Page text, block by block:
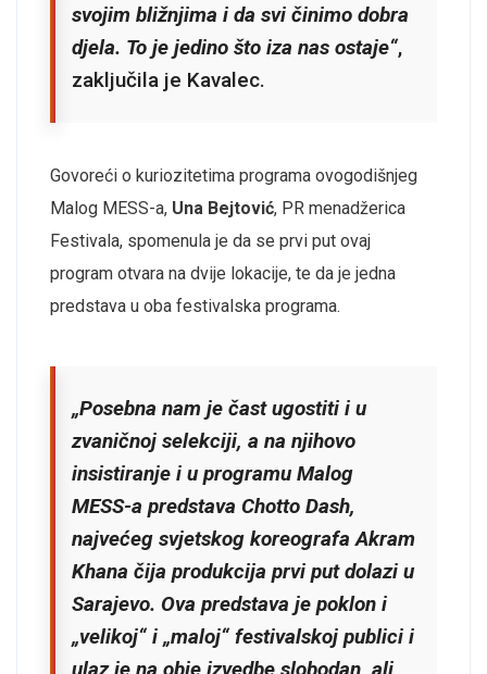
svojim bližnjima i da svi činimo dobra
djela. To je jedino što iza nas ostaje“,
zaključila je Kavalec.
Govoreći o kuriozitetima programa ovogodišnjeg
Malog MESS-a, Una Bejtović, PR menadžerica
Festivala, spomenula je da se prvi put ovaj
program otvara na dvije lokacije, te da je jedna
predstava u oba festivalska programa.
„Posebna nam je čast ugostiti i u
zvaničnoj selekciji, a na njihovo
insistiranje i u programu Malog
MESS-a predstava Chotto Dash,
najvećeg svjetskog koreografa Akram
Khana čija produkcija prvi put dolazi u
Sarajevo. Ova predstava je poklon i
„velikoj“ i „maloj“ festivalskoj publici i
ulaz je na obje izvedbe slobodan, ali